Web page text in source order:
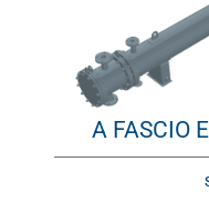
A FASCIO